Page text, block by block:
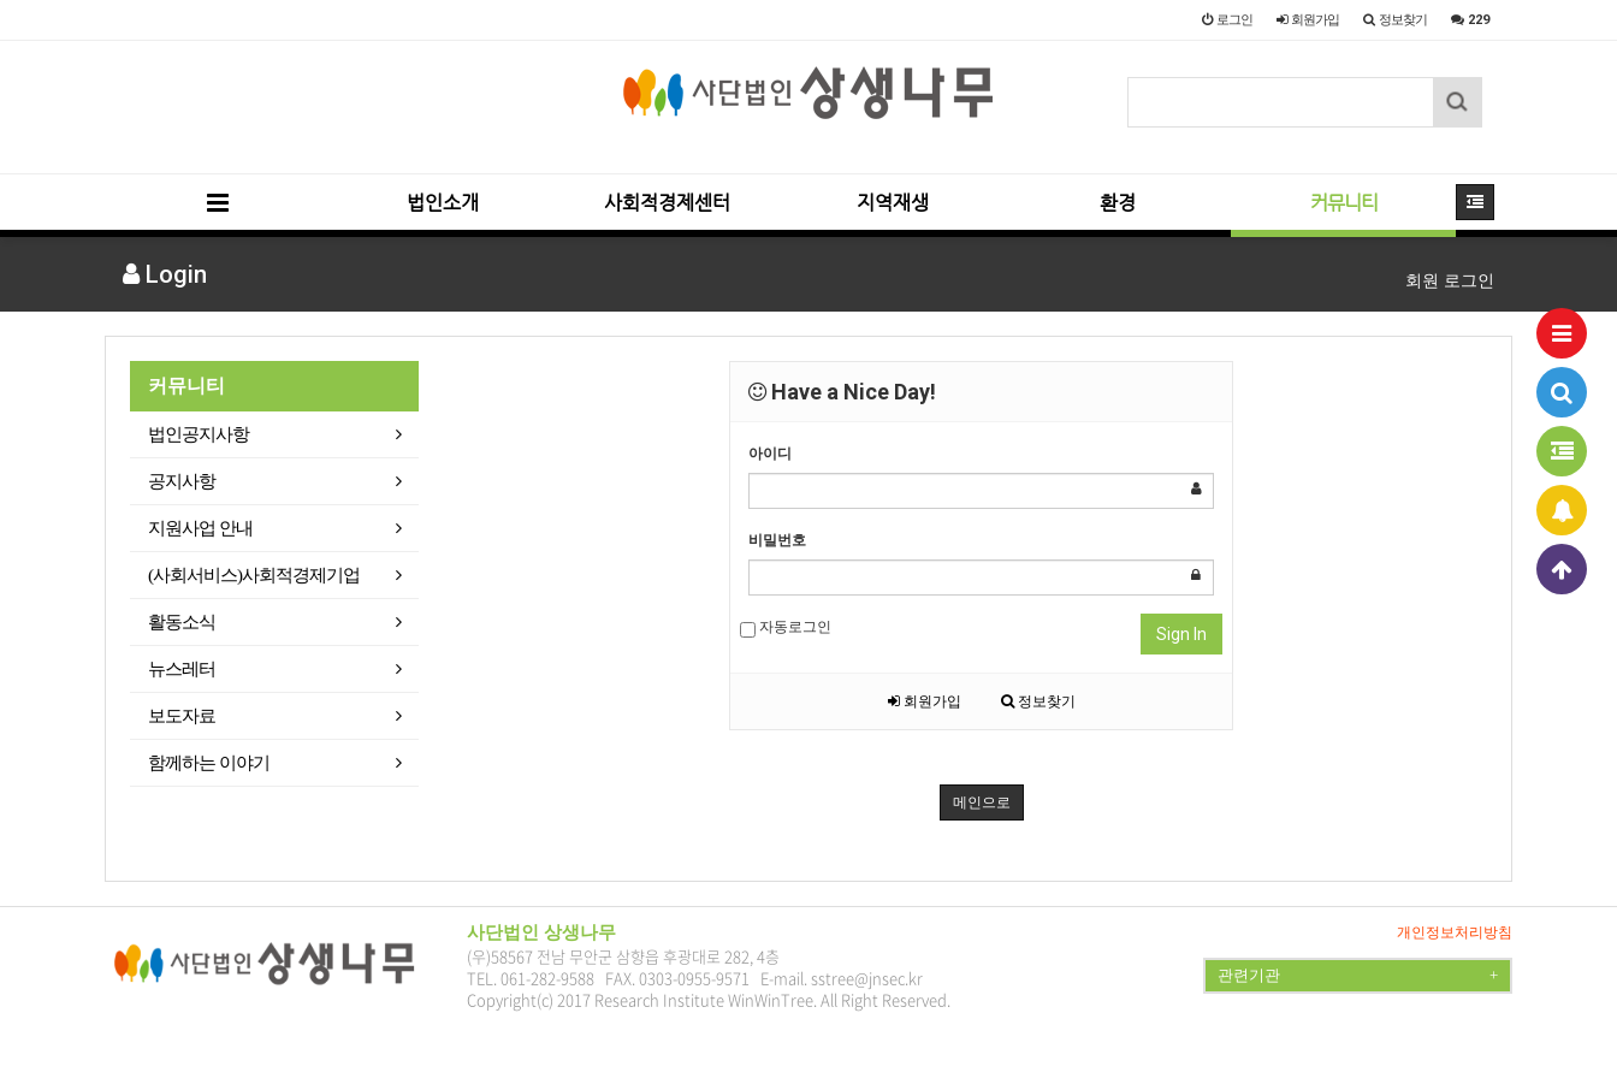
로그인 회원가입 정보찾기 229
법인소개 사회적경제센터 지역재생 환경 커뮤니티
Login 회원 로그인
Have a Nice Day!
아이디
비밀번호
자동로그인 Sign In
회원가입 정보찾기
메인으로
커뮤니티
법인공지사항
공지사항
지원사업 안내
(사회서비스)사회적경제기업
활동소식
뉴스레터
보도자료
함께하는 이야기
사단법인 상생나무
(우)58567 전남 무안군 삼향읍 후광대로 282, 4층
TEL. 061-282-9588 FAX. 0303-0955-9571 E-mail. sstree@jnsec.kr
Copyright(c) 2017 Research Institute WinWinTree. All Right Reserved.
개인정보처리방침
관련기관 +